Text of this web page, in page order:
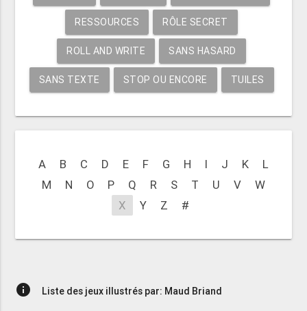
RESSOURCES RÔLE SECRET
ROLL AND WRITE SANS HASARD
SANS TEXTE STOP OU ENCORE TUILES
A B C D E F G H I J K
L
M
N O P Q R S T U V
W
X
Y Z #
info Liste des jeux illustrés par: Maud Briand